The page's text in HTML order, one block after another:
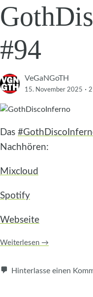
#94
VeGaNGoTH
15. November 2025 ·
Das
Nachhören:
Mixcloud
Spotify
Webseite
Weiterlesen →
Hinterlasse einen